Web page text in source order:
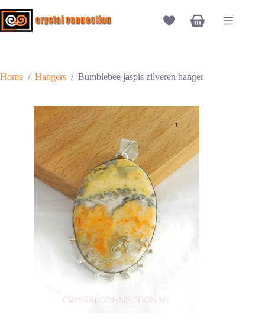
naar
de
Winkelwagen
Home / Hangers / Bumblebee jaspis zilveren hanger